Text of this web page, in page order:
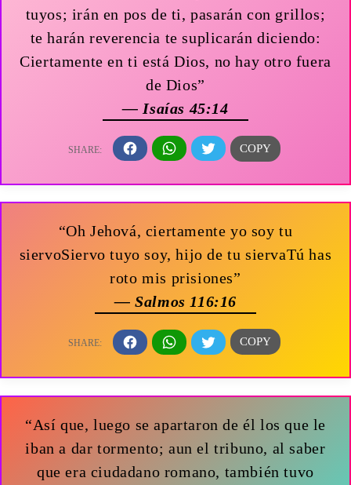
tuyos; irán en pos de ti, pasarán con grillos;
te harán reverencia te suplicarán diciendo:
Ciertamente en ti está Dios, no hay otro fuera
de Dios”
— Isaías 45:14
“Oh Jehová, ciertamente yo soy tu
siervoSiervo tuyo soy, hijo de tu siervaTú has
roto mis prisiones”
— Salmos 116:16
“Así que, luego se apartaron de él los que le
iban a dar tormento; aun el tribuno, al saber
que era ciudadano romano, también tuvo